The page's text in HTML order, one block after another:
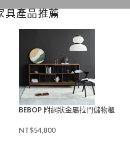
具產品推薦
BEBOP 附網狀金屬拉門儲物櫃
NT$54,800